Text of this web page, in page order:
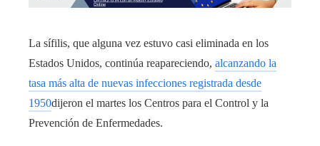
La sífilis, que alguna vez estuvo casi eliminada en los
Estados Unidos, continúa reapareciendo, alcanzando la
tasa más alta de nuevas infecciones registrada desde
1950dijeron el martes los Centros para el Control y la
Prevención de Enfermedades.